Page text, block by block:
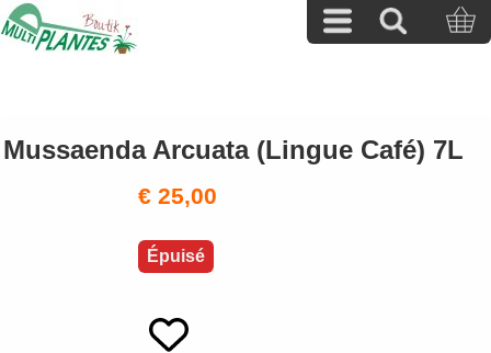
Mussaenda Arcuata (Lingue Café) 7L
€ 25,00
Épuisé